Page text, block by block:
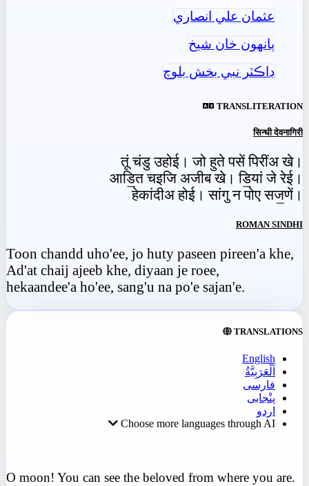
عثمان علي انصاري
ٻانهون خان شيخ
ڊاڪٽر نبي بخش بلوچ
TRANSLITERATION
सिन्धी देवनागिरी
तूं चंडु उहोई। जो हुते पसें पिरींअ खे।
आडि॒त चइजि अजीब खे। डि॒यां जे रेई।
हेकांदीअ होई। सांगु न पोए सज॒णें।
ROMAN SINDHI
Toon chandd uho'ee, jo huty paseen pireen'a khe,
Ad'at chaij ajeeb khe, diyaan je roee,
hekaandee'a ho'ee, sang'u na po'e sajan'e.
TRANSLATIONS
English
اَلْعَرَبِيَّةُ
فارسی
پنْجابی
اردو
Choose more languages through AI
O moon! You can see the beloved from where you are.